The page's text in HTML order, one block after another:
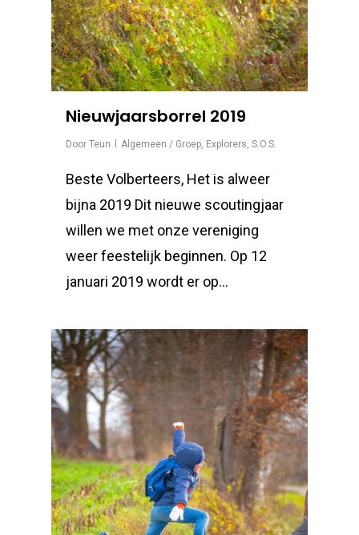
Nieuwjaarsborrel 2019
Door Teun Algemeen / Groep, Explorers, S.O.S.
Beste Volberteers, Het is alweer
bijna 2019 Dit nieuwe scoutingjaar
willen we met onze vereniging
weer feestelijk beginnen. Op 12
januari 2019 wordt er op…